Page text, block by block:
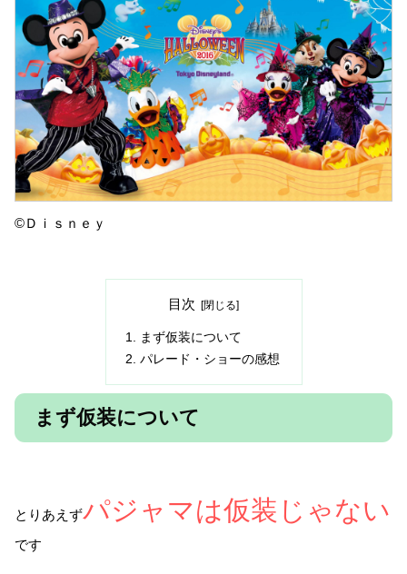
©Ｄｉｓｎｅｙ
目次
まず仮装について
パレード・ショーの感想
まず仮装について
とりあえずパジャマは仮装じゃない
です